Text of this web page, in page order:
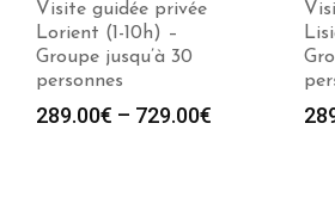
Visite guidée privée
Lorient (1-10h) –
Groupe jusqu’à 30
personnes
289.00€ – 729.00€